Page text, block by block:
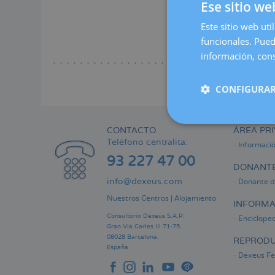
a
la
Más
CONTACTO
Teléfono centralita:
93 227 47 00
info@dexeus.com
Nuestros Centros Alojamiento
Consultorio Dexeus S.A.P.
Gran Via Carles III 71-75.
08028 Barcelona.
España
ÁREA
Donante
Dexeus
Ese sitio
Este sitio web
funcionales.
información,